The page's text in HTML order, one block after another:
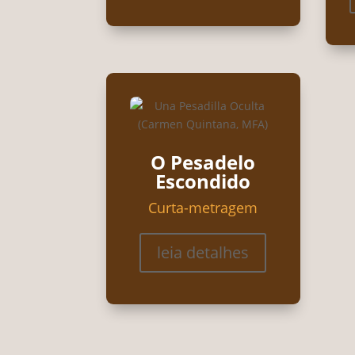
O Pesadelo
Escondido
Curta-metragem
leia detalhes